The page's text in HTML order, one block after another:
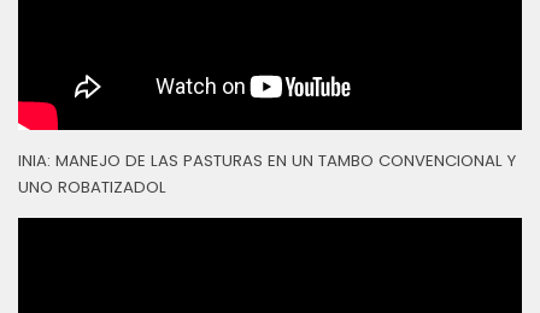
INIA: MANEJO DE LAS PASTURAS EN UN TAMBO CONVENCIONAL Y
UNO ROBATIZADOL